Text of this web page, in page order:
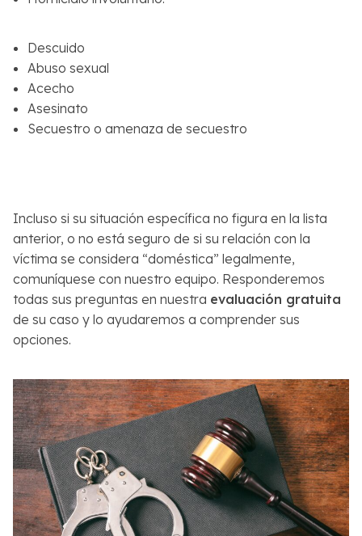
Descuido
Abuso sexual
Acecho
Asesinato
Secuestro o amenaza de secuestro
Incluso si su situación específica no figura en la lista
anterior, o no está seguro de si su relación con la
víctima se considera “doméstica” legalmente,
comuníquese con nuestro equipo. Responderemos
todas sus preguntas en nuestra evaluación gratuita
de su caso y lo ayudaremos a comprender sus
opciones.